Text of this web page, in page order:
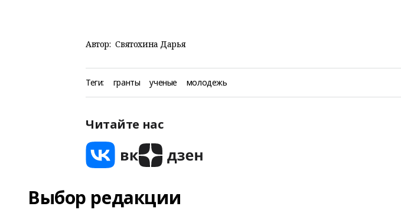
Автор: Святохина Дарья
Теги: гранты ученые молодежь
Читайте нас
Выбор редакции